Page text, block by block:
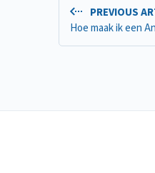
PREVIOUS
Hoe maak ik een